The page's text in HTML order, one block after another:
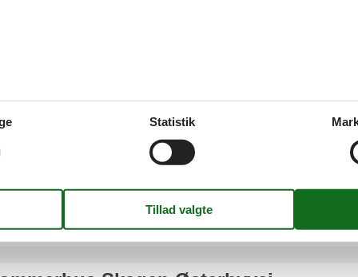
Skagen Nordstrand
hos Feline Holidays.
Statistik